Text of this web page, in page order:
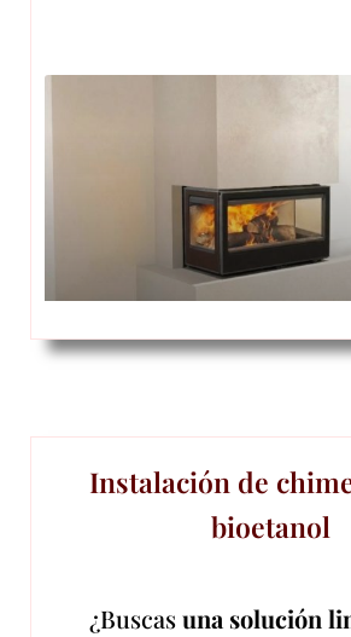
Instalación de
bioetanol
¿Buscasuna solución